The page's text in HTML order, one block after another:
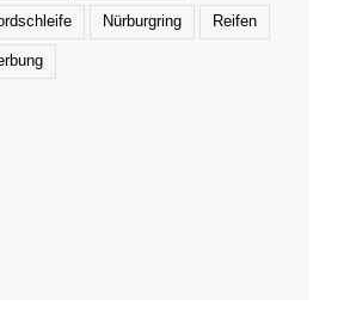
Nürburgring Reifen